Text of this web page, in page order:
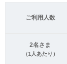
ご利用人数
2名さま
（1人あたり）